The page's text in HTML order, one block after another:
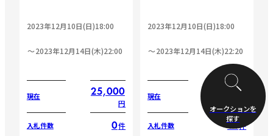
2023年12月10日(日)18:00
2023年12月14日(木)22:00
現在 25,000
円
入札件数 0件
2023年12月10日(日)18:00
2023年12月14日(木)22:20
現在 31,500
入札件数 14件
オークションを
探す